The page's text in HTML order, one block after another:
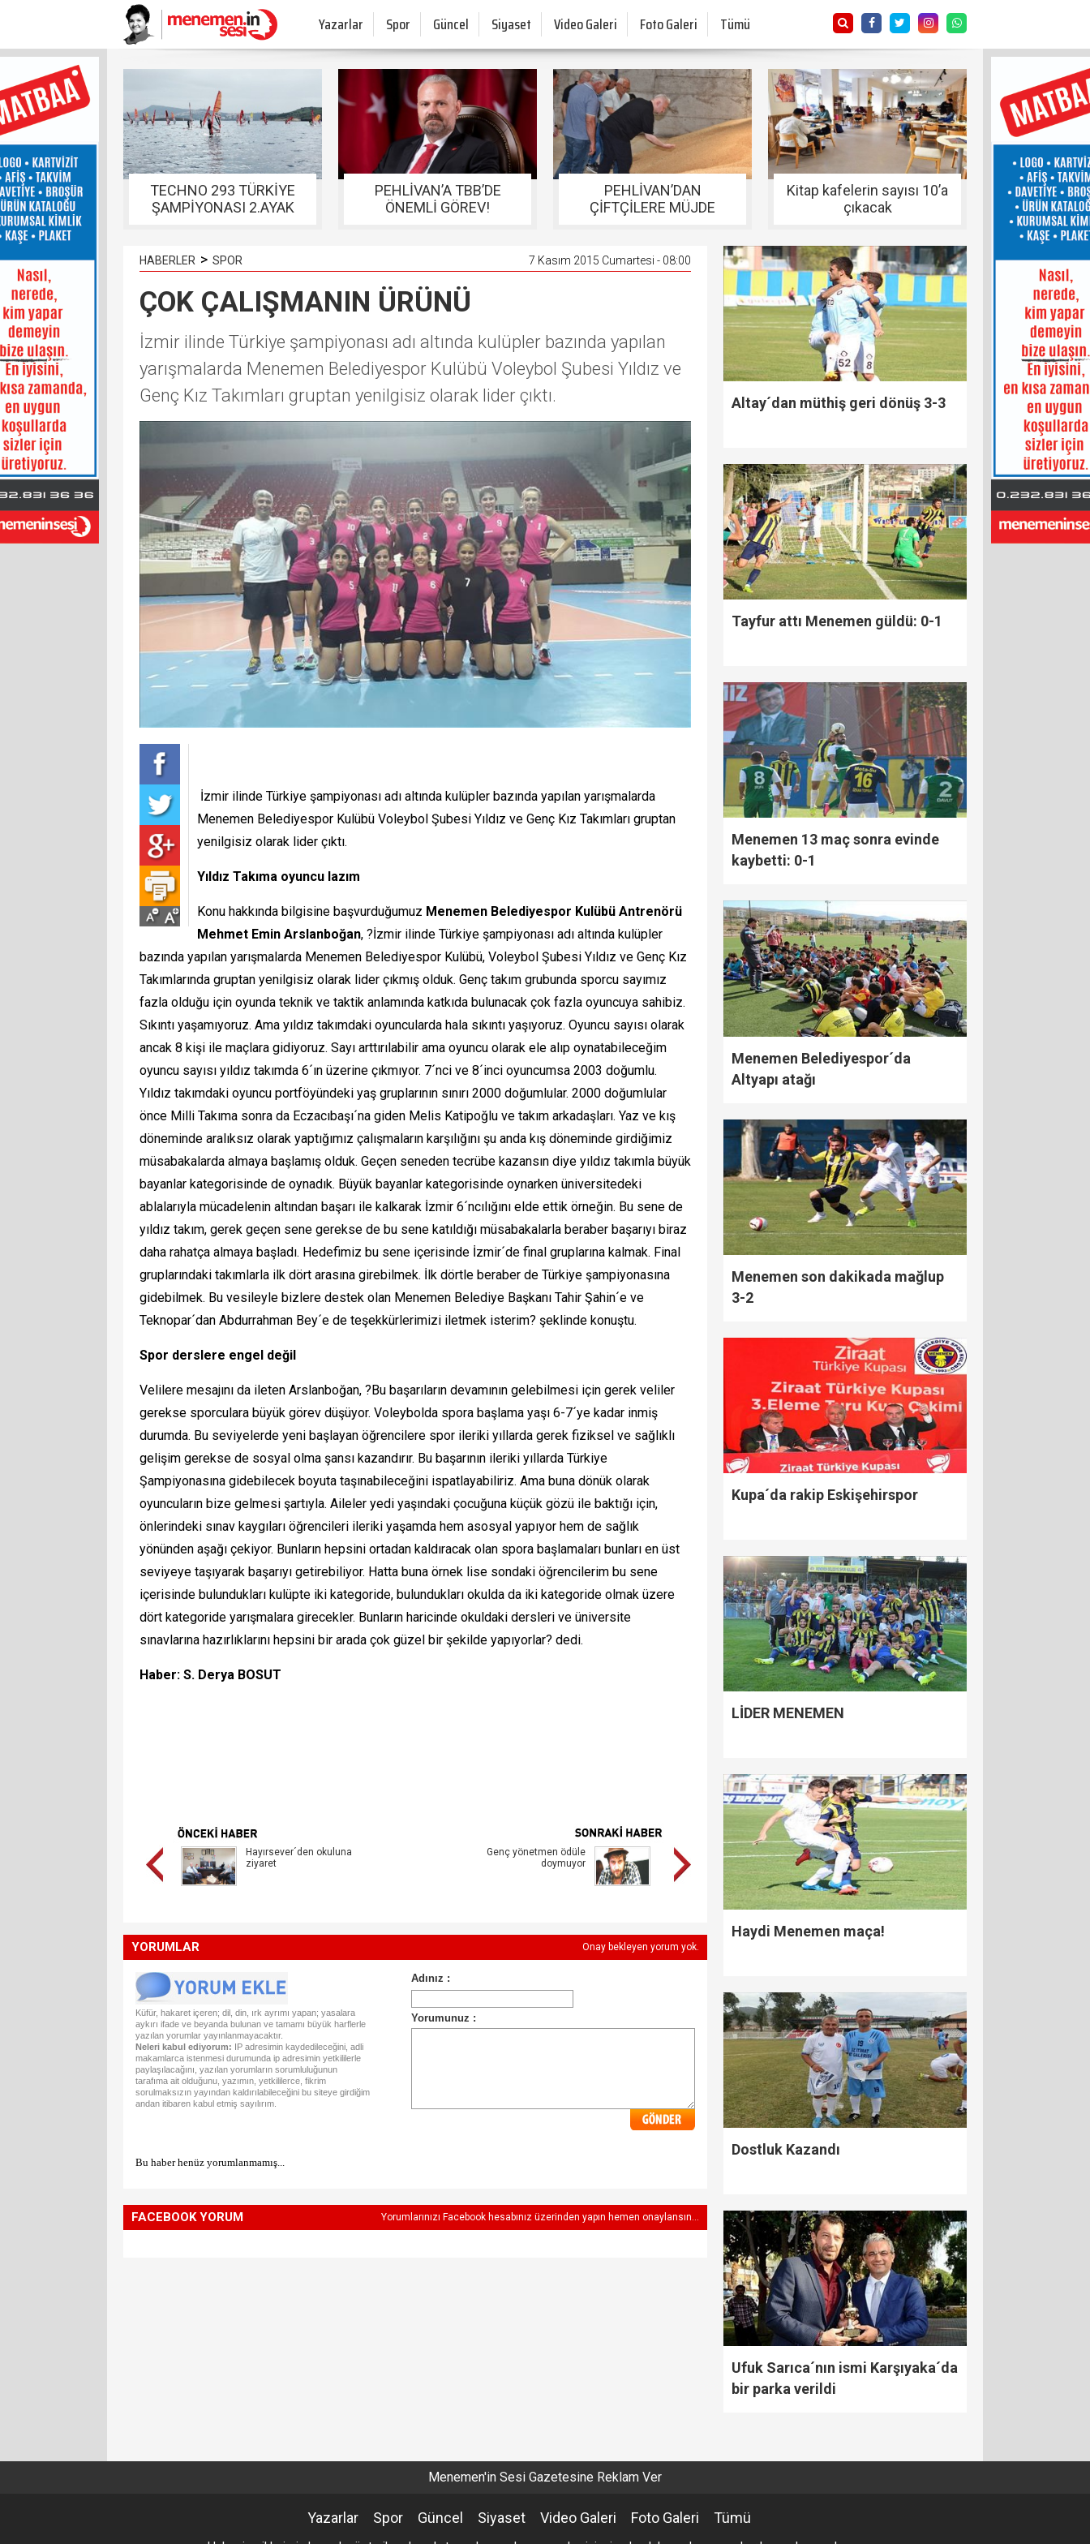
Yazarlar Spor Güncel Siyaset Video Galeri Foto Galeri Tümü
TECHNO 293 TÜRKİYE
ŞAMPİYONASI 2.AYAK
PEHLİVAN’A TBB’DE
ÖNEMLİ GÖREV!
PEHLİVAN’DAN
ÇİFTÇİLERE MÜJDE
Kitap kafelerin sayısı 10’a
çıkacak
HABERLER > SPOR 7 Kasım 2015 Cumartesi - 08:00
ÇOK ÇALIŞMANIN ÜRÜNÜ
İzmir ilinde Türkiye şampiyonası adı altında kulüpler bazında yapılan
yarışmalarda Menemen Belediyespor Kulübü Voleybol Şubesi Yıldız ve
Genç Kız Takımları gruptan yenilgisiz olarak lider çıktı.
İzmir ilinde Türkiye şampiyonası adı altında kulüpler bazında yapılan yarışmalarda
Menemen Belediyespor Kulübü Voleybol Şubesi Yıldız ve Genç Kız Takımları gruptan
yenilgisiz olarak lider çıktı.
Yıldız Takıma oyuncu lazım
Konu hakkında bilgisine başvurduğumuz Menemen Belediyespor Kulübü Antrenörü
Mehmet Emin Arslanboğan, ?İzmir ilinde Türkiye şampiyonası adı altında kulüpler
bazında yapılan yarışmalarda Menemen Belediyespor Kulübü, Voleybol Şubesi Yıldız ve Genç Kız
Takımlarında gruptan yenilgisiz olarak lider çıkmış olduk. Genç takım grubunda sporcu sayımız
fazla olduğu için oyunda teknik ve taktik anlamında katkıda bulunacak çok fazla oyuncuya sahibiz.
Sıkıntı yaşamıyoruz. Ama yıldız takımdaki oyuncularda hala sıkıntı yaşıyoruz. Oyuncu sayısı olarak
ancak 8 kişi ile maçlara gidiyoruz. Sayı arttırılabilir ama oyuncu olarak ele alıp oynatabileceğim
oyuncu sayısı yıldız takımda 6´ın üzerine çıkmıyor. 7´nci ve 8´inci oyuncumsa 2003 doğumlu.
Yıldız takımdaki oyuncu portföyündeki yaş gruplarının sınırı 2000 doğumlular. 2000 doğumlular
önce Milli Takıma sonra da Eczacıbaşı´na giden Melis Katipoğlu ve takım arkadaşları. Yaz ve kış
döneminde aralıksız olarak yaptığımız çalışmaların karşılığını şu anda kış döneminde girdiğimiz
müsabakalarda almaya başlamış olduk. Geçen seneden tecrübe kazansın diye yıldız takımla büyük
bayanlar kategorisinde de oynadık. Büyük bayanlar kategorisinde oynarken üniversitedeki
ablalarıyla mücadelenin altından başarı ile kalkarak İzmir 6´ncılığını elde ettik örneğin. Bu sene de
yıldız takım, gerek geçen sene gerekse de bu sene katıldığı müsabakalarla beraber başarıyı biraz
daha rahatça almaya başladı. Hedefimiz bu sene içerisinde İzmir´de final gruplarına kalmak. Final
gruplarındaki takımlarla ilk dört arasına girebilmek. İlk dörtle beraber de Türkiye şampiyonasına
gidebilmek. Bu vesileyle bizlere destek olan Menemen Belediye Başkanı Tahir Şahin´e ve
Teknopar´dan Abdurrahman Bey´e de teşekkürlerimizi iletmek isterim? şeklinde konuştu.
Spor derslere engel değil
Velilere mesajını da ileten Arslanboğan, ?Bu başarıların devamının gelebilmesi için gerek veliler
gerekse sporculara büyük görev düşüyor. Voleybolda spora başlama yaşı 6-7´ye kadar inmiş
durumda. Bu seviyelerde yeni başlayan öğrencilere spor ileriki yıllarda gerek fiziksel ve sağlıklı
gelişim gerekse de sosyal olma şansı kazandırır. Bu başarının ileriki yıllarda Türkiye
Şampiyonasına gidebilecek boyuta taşınabileceğini ispatlayabiliriz. Ama buna dönük olarak
oyuncuların bize gelmesi şartıyla. Aileler yedi yaşındaki çocuğuna küçük gözü ile baktığı için,
önlerindeki sınav kaygıları öğrencileri ileriki yaşamda hem asosyal yapıyor hem de sağlık
yönünden aşağı çekiyor. Bunların hepsini ortadan kaldıracak olan spora başlamaları bunları en üst
seviyeye taşıyarak başarıyı getirebiliyor. Hatta buna örnek lise sondaki öğrencilerim bu sene
içerisinde bulundukları kulüpte iki kategoride, bulundukları okulda da iki kategoride olmak üzere
dört kategoride yarışmalara girecekler. Bunların haricinde okuldaki dersleri ve üniversite
sınavlarına hazırlıklarını hepsini bir arada çok güzel bir şekilde yapıyorlar? dedi.
Haber: S. Derya BOSUT
Hayırsever´den okuluna
ziyaret
Genç yönetmen ödüle
doymuyor
YORUMLAR Onay bekleyen yorum yok.
Küfür, hakaret içeren; dil, din, ırk ayrımı yapan; yasalara
aykırı ifade ve beyanda bulunan ve tamamı büyük harflerle
yazılan yorumlar yayınlanmayacaktır.
Neleri kabul ediyorum: IP adresimin kaydedileceğini, adli
makamlarca istenmesi durumunda ip adresimin yetkililerle
paylaşılacağını, yazılan yorumların sorumluluğunun
tarafıma ait olduğunu, yazımın, yetkililerce, fikrim
sorulmaksızın yayından kaldırılabileceğini bu siteye girdiğim
andan itibaren kabul etmiş sayılırım.
Bu haber henüz yorumlanmamış...
FACEBOOK YORUM Yorumlarınızı Facebook hesabınız üzerinden yapın hemen onaylansın...
Altay´dan müthiş geri dönüş 3-3
Tayfur attı Menemen güldü: 0-1
Menemen 13 maç sonra evinde
kaybetti: 0-1
Menemen Belediyespor´da
Altyapı atağı
Menemen son dakikada mağlup
3-2
Kupa´da rakip Eskişehirspor
LİDER MENEMEN
Haydi Menemen maça!
Dostluk Kazandı
Ufuk Sarıca´nın ismi Karşıyaka´da
bir parka verildi
Menemen'in Sesi Gazetesine Reklam Ver
Yazarlar Spor Güncel Siyaset Video Galeri Foto Galeri Tümü